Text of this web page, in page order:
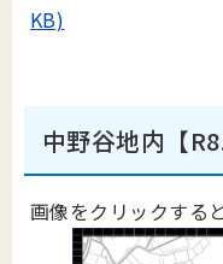
KB)
中野谷地内【
画像をクリックする